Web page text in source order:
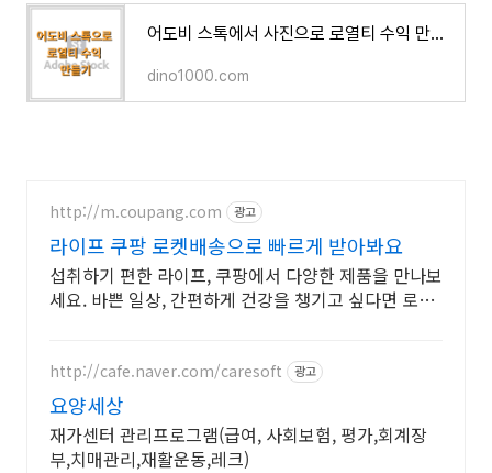
어도비 스톡에서 사진으로 로열티 수익 만들기 (AI이미지)
dino1000.com
http://m.coupang.com 광고
라이프 쿠팡 로켓배송으로 빠르게 받아봐요
섭취하기 편한 라이프, 쿠팡에서 다양한 제품을 만나보
세요. 바쁜 일상, 간편하게 건강을 챙기고 싶다면 로켓
http://cafe.naver.com/caresoft 광고
요양세상
재가센터 관리프로그램(급여, 사회보험, 평가,회계장
부,치매관리,재활운동,레크)